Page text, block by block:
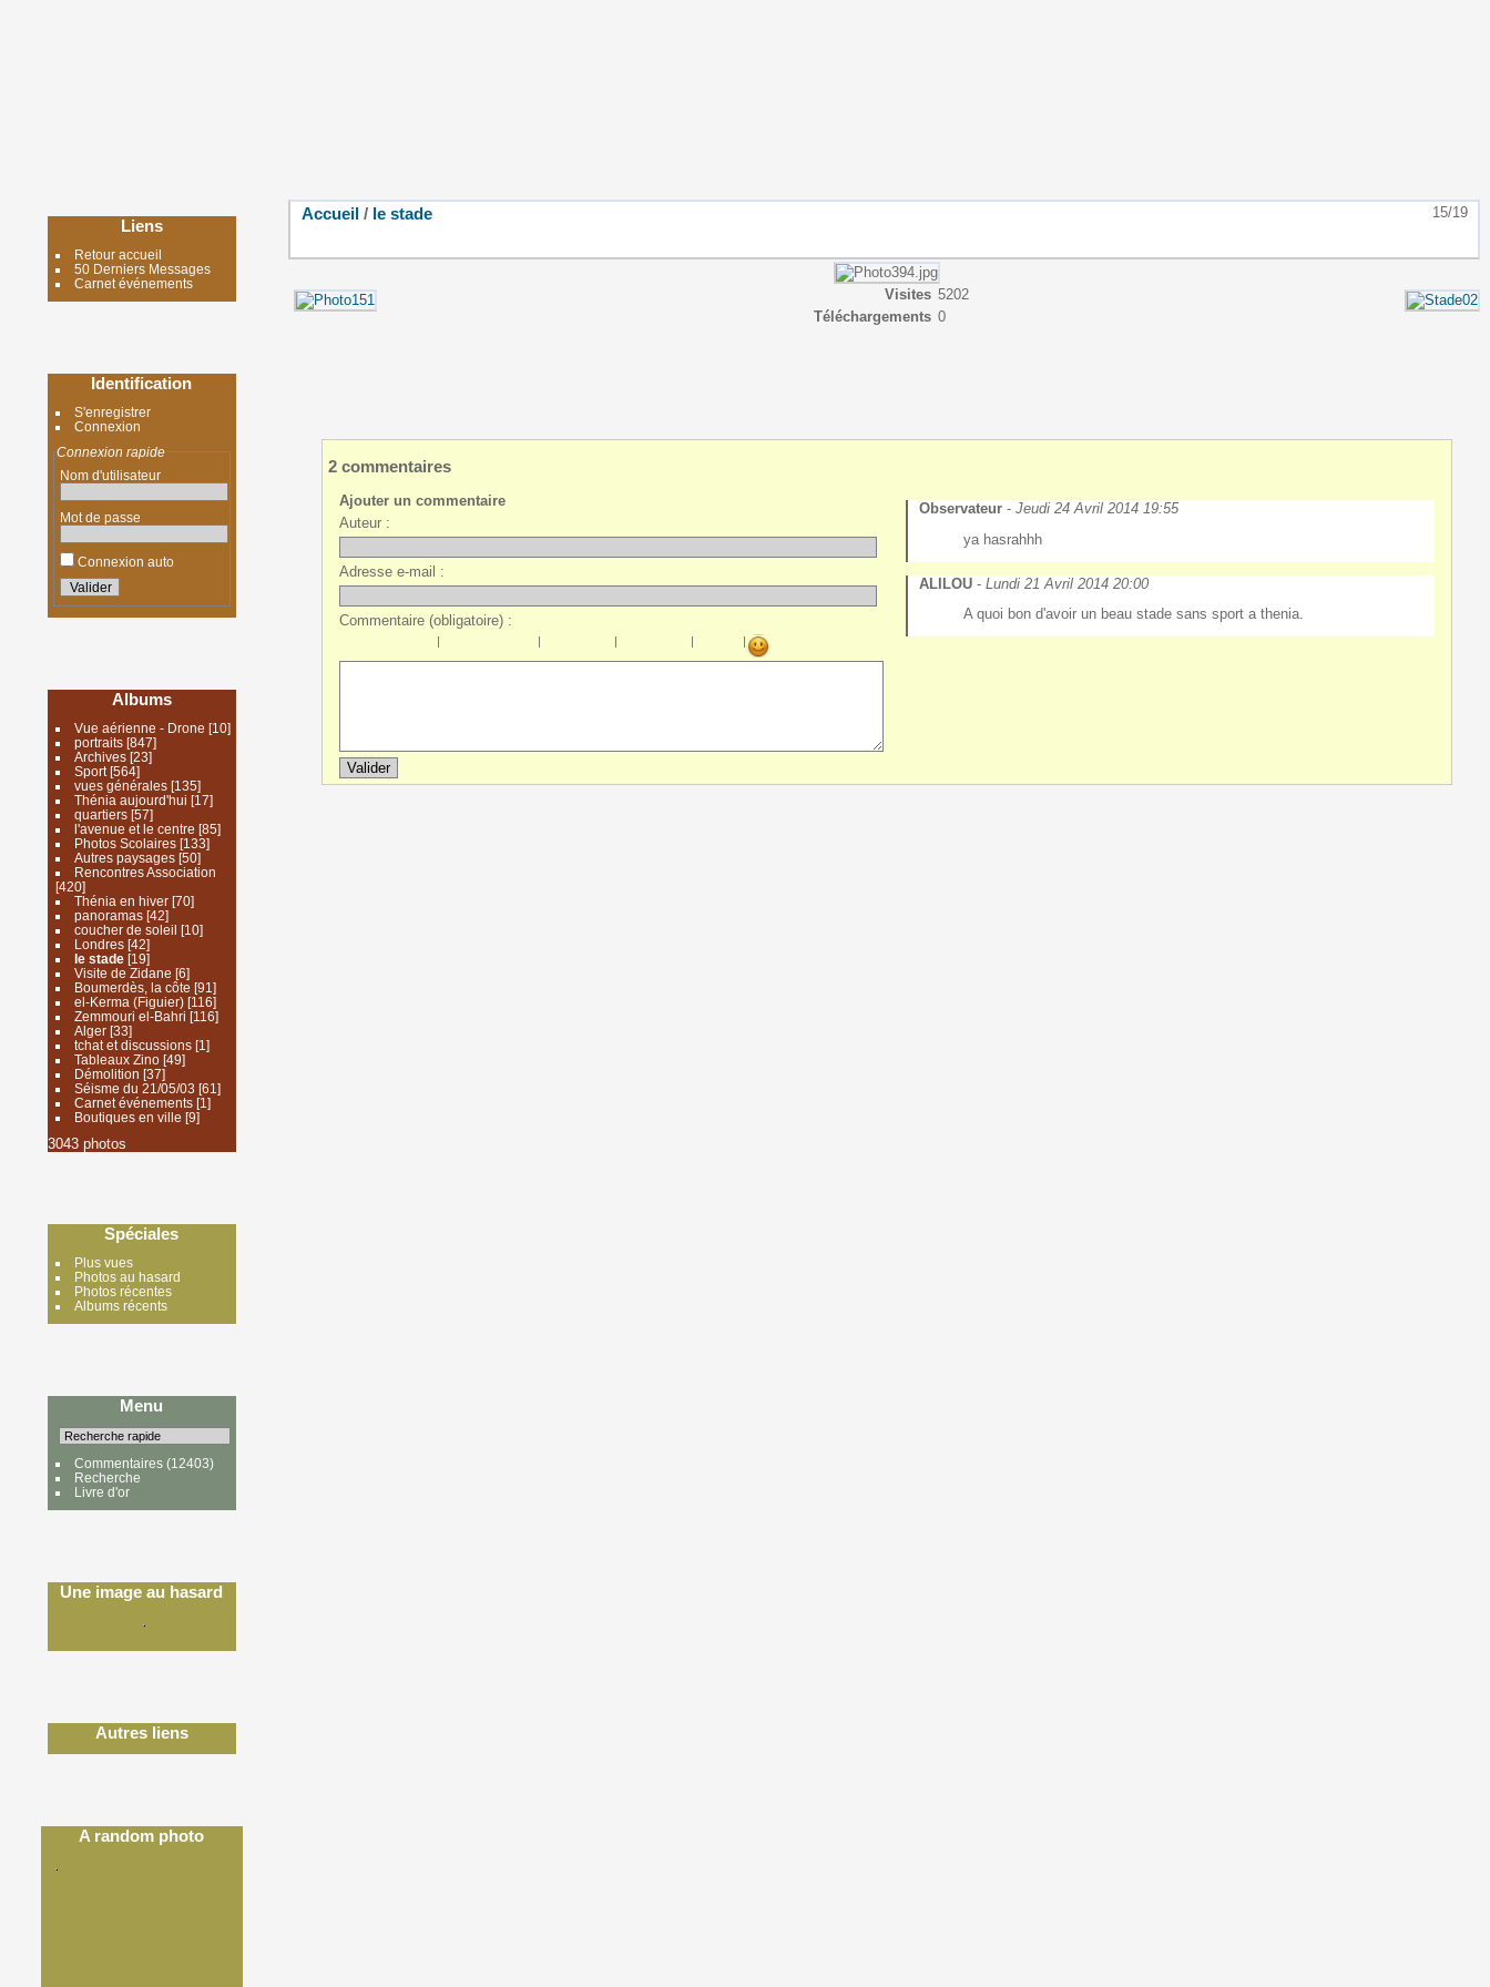
Liens
Retour accueil
50 Derniers Messages
Carnet événements
Identification
S'enregistrer
Connexion
Connexion rapide
Nom d'utilisateur
Mot de passe
Connexion auto
Albums
Vue aérienne - Drone [10]
portraits[847]
Archives [23]
Sport[564]
vues générales[135]
Thénia aujourd'hui [17]
quartiers[57]
l'avenue et le centre [85]
Photos Scolaires[133]
Autres paysages[50]
Rencontres Association
[420]
Thénia en hiver[70]
panoramas[42]
coucher de soleil [10]
Londres[42]
le stade[19]
Visite de Zidane [6]
Boumerdès, la côte [91]
el-Kerma (Figuier)[116]
Zemmouri el-Bahri [116]
Alger[33]
tchat et discussions[1]
Tableaux Zino[49]
Démolition [37]
Séisme du 21/05/03 [61]
Carnet événements[1]
Boutiques en ville [9]
3043 photos
Spéciales
Plus vues
Photos au hasard
Photos récentes
Albums récents
Menu
Commentaires(12403)
Recherche
Livre d'or
Une image au hasard
Autres liens
A random photo
Accueil / le stade 15/19
Visites 5202
Téléchargements 0
2 commentaires
Ajouter un commentaire
Auteur :
Adresse e-mail :
Commentaire (obligatoire) :
| | | | |
Observateur -Jeudi 24 Avril 2014 19:55
ya hasrahhh
ALILOU -Lundi 21 Avril 2014 20:00
A quoi bon d'avoir un beau stade sans sport a thenia.